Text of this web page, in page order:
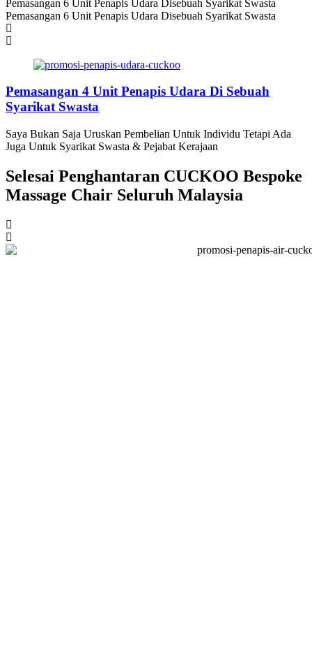
Pemasangan 6 Unit Penapis Udara Disebuah Syarikat Swasta
Pemasangan 6 Unit Penapis Udara Disebuah Syarikat Swasta
Pemasangan 4 Unit Penapis Udara Di Sebuah
Syarikat Swasta
Saya Bukan Saja Uruskan Pembelian Untuk Individu Tetapi Ada
Juga Untuk Syarikat Swasta & Pejabat Kerajaan
Selesai Penghantaran CUCKOO Bespoke
Massage Chair Seluruh Malaysia